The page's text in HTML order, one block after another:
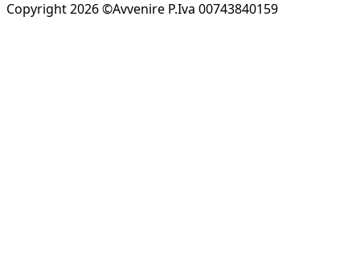
Copyright 2026 ©Avvenire P.Iva 00743840159